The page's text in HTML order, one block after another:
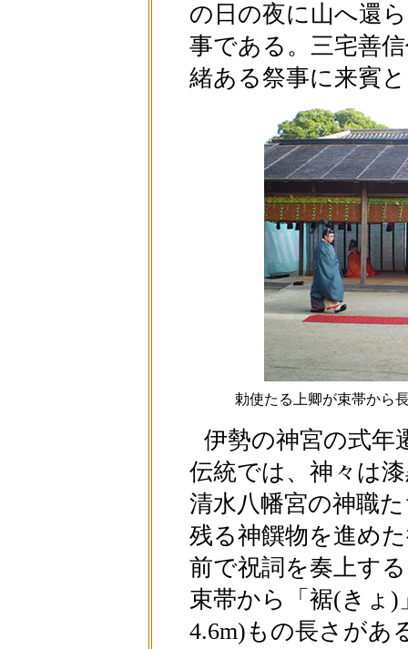
の日の夜に山へ還
事である。三宅善
緒ある祭事に来賓
勅使たる上卿が束帯から
伊勢の神宮の式年
伝統では、神々は
清水八幡宮の神職
残る神饌物を進め
前で祝詞を奏上す
束帯から「裾(きょ
4.6m)もの長さがあ